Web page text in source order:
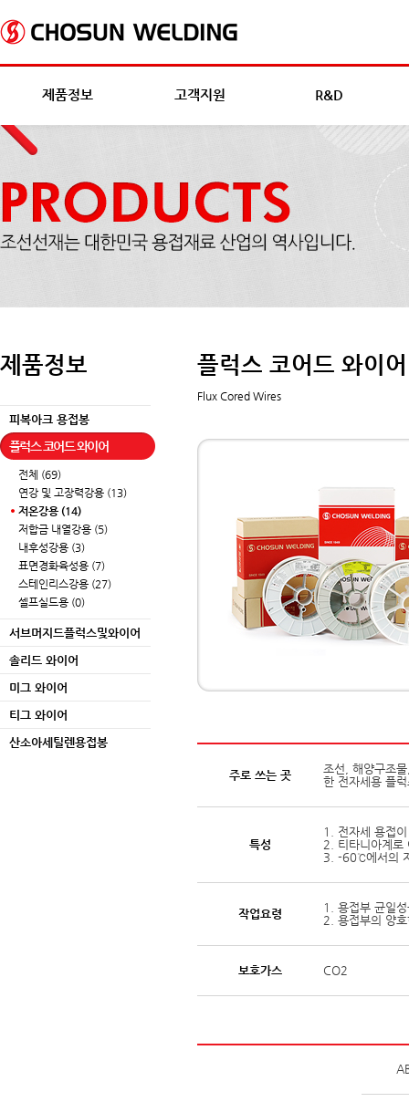
제품정보 고객지원 R&D
제품정보
피복아크 용접봉
플럭스 코어드 와이어
전체 (69)
연강 및 고장력강용 (13)
저온강용 (14)
저합금 내열강용 (5)
내후성강용 (3)
표면경화육성용 (7)
스테인리스강용 (27)
셀프실드용 (0)
서브머지드플럭스및와이어
솔리드 와이어
미그 와이어
티그 와이어
산소아세틸렌용접봉
플럭스 코어드 와이어
Flux Cored Wires
주로 쓰는 곳
조선, 해양구조
한 전자세용 플
특성
1. 전자세 용접
2. 티타니아계로
3. -60℃에서의
작업요령
1. 용접부 균일
2. 용접부의 양
보호가스 CO2